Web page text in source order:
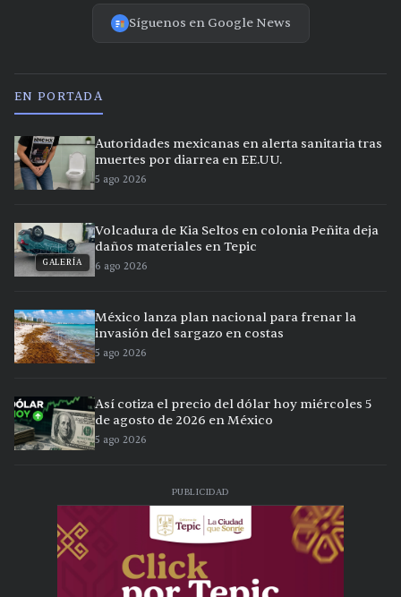
Síguenos en Google News
EN PORTADA
Autoridades mexicanas en alerta sanitaria tras
muertes por diarrea en EE.UU.
5 ago 2026
GALERÍA
Volcadura de Kia Seltos en colonia Peñita deja
daños materiales en Tepic
6 ago 2026
México lanza plan nacional para frenar la
invasión del sargazo en costas
5 ago 2026
Así cotiza el precio del dólar hoy miércoles 5
de agosto de 2026 en México
5 ago 2026
PUBLICIDAD